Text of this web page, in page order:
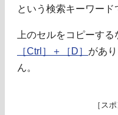
という検索キーワード
上のセルをコピーする
［Ctrl］＋［D］ があ
ん。
［ス